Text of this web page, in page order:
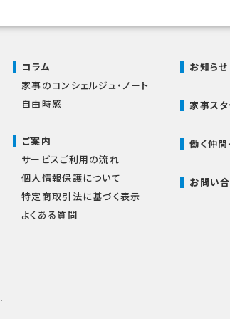
コラム
家事のコンシェルジュ・ノート
自由時感
ご案内
サービスご利用の流れ
個人情報保護について
特定商取引法に基づく表示
よくある質問
お知らせ
家事ス
働く仲
お問い